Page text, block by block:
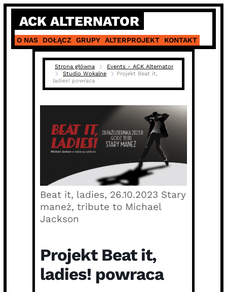
Skip
content
ACK ALTERNATOR
O NAS DOŁĄCZ GRUPY ALTERPROJEKT KONTAKT
Strona główna
Events - ACK Alternator
Studio Wokalne
Projekt Beat it,
ladies! powraca
Beat it, ladies, 26.10.2023 Stary
maneż, tribute to Michael
Jackson
Projekt Beat it,
ladies! powraca